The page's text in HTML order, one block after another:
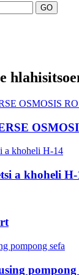
a khoheli
pompong